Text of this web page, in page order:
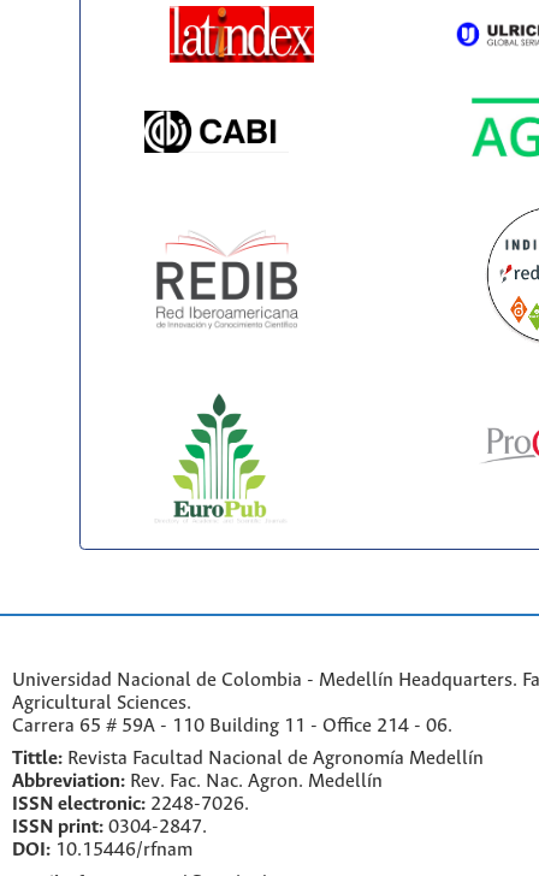
Universidad Nacional de Colombia - Medellín Headquarters.
Agricultural Sciences.
Carrera 65 # 59A - 110 Building 11 - Office 214 - 06.
Tittle: Revista Facultad Nacional de Agronomía Medellín
Abbreviation: Rev. Fac. Nac. Agron. Medellín
ISSN electronic: 2248-7026.
ISSN print: 0304-2847.
DOI: 10.15446/rfnam